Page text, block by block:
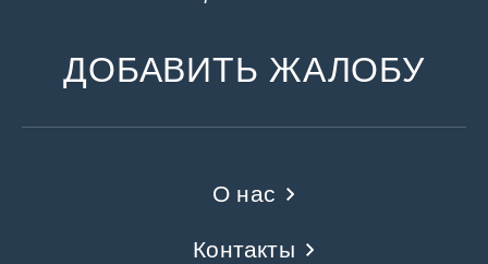
ДОБАВИТЬ ЖАЛОБУ
О нас
Контакты